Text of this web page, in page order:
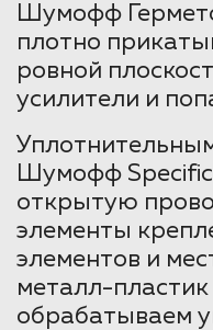
Шумофф
плотно
ровной
усилители и
Шумофф
открытую
элементы
элементов и
металл-
обрабатываем